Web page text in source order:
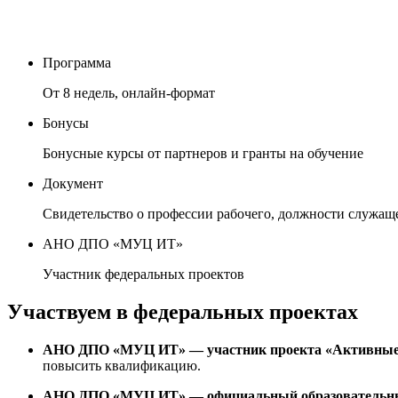
Программа
От 8 недель, онлайн-формат
Бонусы
Бонусные курсы от партнеров и гранты на обучение
Документ
Cвидетельство о профессии рабочего, должности
АНО ДПО «МУЦ ИТ»
Участник федеральных проектов
Участвуем в федеральных проектах
АНО ДПО «МУЦ ИТ» — участник проекта «Активные
повысить квалификацию.